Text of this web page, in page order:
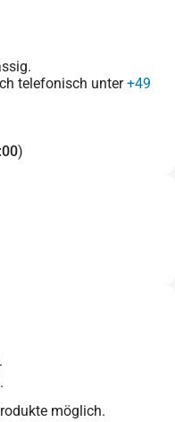
telefonisch unter+49
)
möglich.